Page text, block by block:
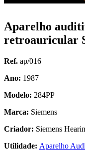
Aparelho
retroauricular
Ref. ap/016
Ano: 1987
Modelo: 284PP
Marca: Siemens
Criador: Siemens
Utilidade: Aparelho